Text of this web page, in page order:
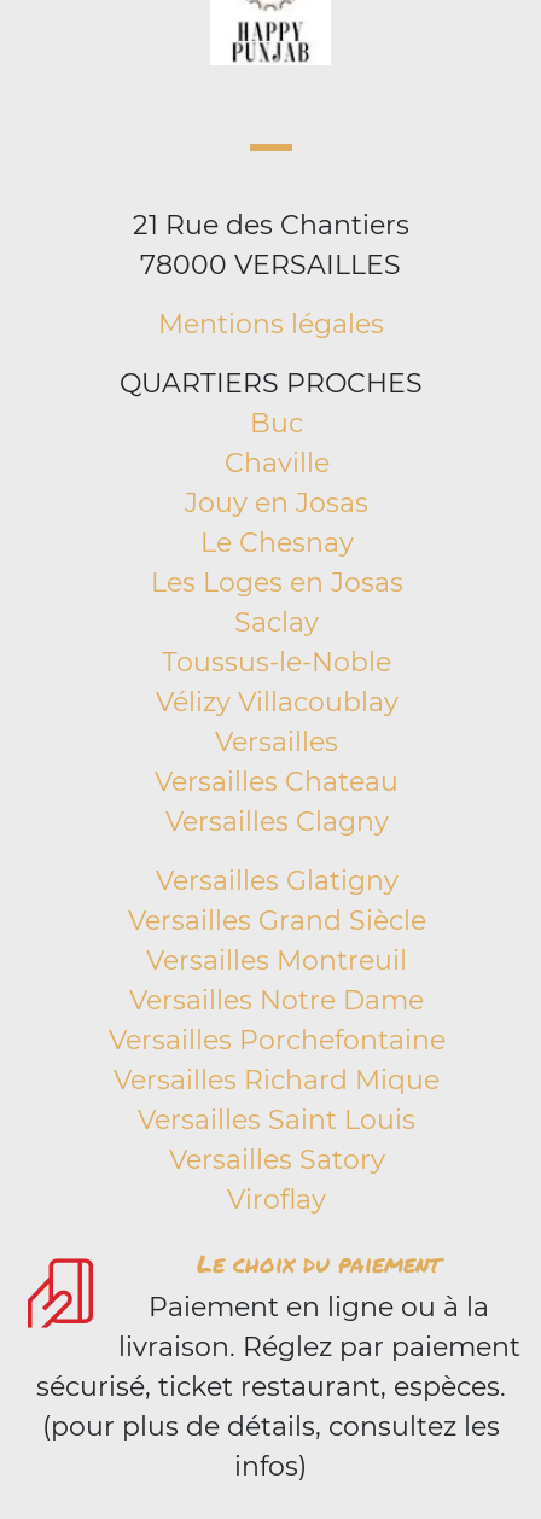
21 Rue des Chantiers
78000 VERSAILLES
Mentions légales
QUARTIERS PROCHES
Buc
Chaville
Jouy en Josas
Le Chesnay
Les Loges en Josas
Saclay
Toussus-le-Noble
Vélizy Villacoublay
Versailles
Versailles Chateau
Versailles Clagny
Versailles Glatigny
Versailles Grand Siècle
Versailles Montreuil
Versailles Notre Dame
Versailles Porchefontaine
Versailles Richard Mique
Versailles Saint Louis
Versailles Satory
Viroflay
Le choix du paiement
Paiement en ligne ou à la
livraison. Réglez par paiement
sécurisé, ticket restaurant, espèces.
(pour plus de détails, consultez les
infos)